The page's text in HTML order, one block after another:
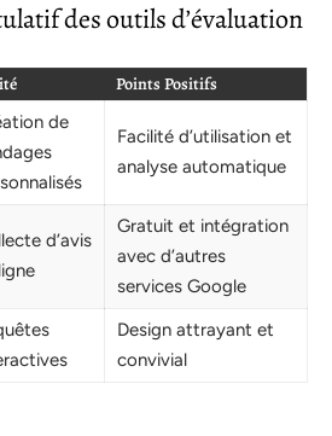
des outils d’évaluation
Points Positifs
de
Facilité d’utilisation et
analyse automatique
d’avis
Gratuit et intégration
avec d’autres
services Google
Design attrayant et
convivial